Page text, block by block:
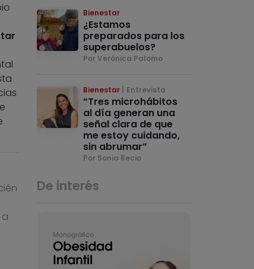
Bienestar
¿Estamos
preparados para los
superabuelos?
Por Verónica Palomo
Bienestar Entrevista
“Tres microhábitos
al día generan una
señal clara de que
me estoy cuidando,
sin abrumar”
Por Sonia Recio
De interés